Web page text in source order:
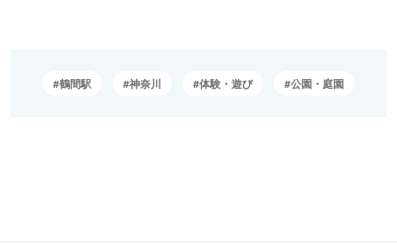
鶴間駅 神奈川 体験・遊び 公園・庭園